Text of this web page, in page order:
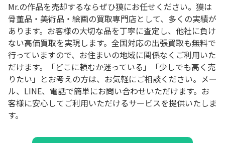
Mr.の作品を売却するならぜひ獏にお任せください。獏は
骨董品・美術品・絵画の買取専門店として、多くの実績が
あります。お客様の大切な品を丁寧に査定し、他社に負け
ない高価買取を実現します。全国対応の出張買取も無料で
行っていますので、お住まいの地域に関係なくご利用いた
だけます。「どこに頼むか迷っている」「少しでも高く売
りたい」とお考えの方は、お気軽にご相談ください。メー
ル、LINE、電話で簡単にお問い合わせいただけます。お
客様に安心してご利用いただけるサービスを提供いたしま
す。